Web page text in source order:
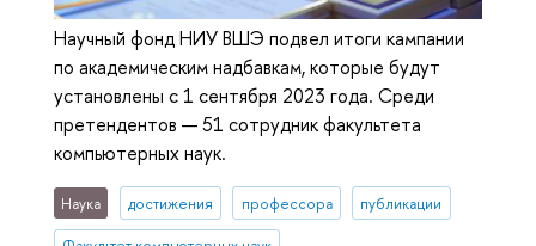
Научный фонд НИУ ВШЭ подвел итоги кампании
по академическим надбавкам, которые будут
установлены с 1 сентября 2023 года. Среди
претендентов — 51 сотрудник факультета
компьютерных наук.
Наука достижения профессора публикации